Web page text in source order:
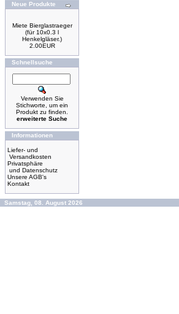
Neue Produkte
Miete Bierglastraeger
(für 10x0.3 l
Henkelgläser.)
2.00EUR
Schnellsuche
Verwenden Sie
Stichworte, um ein
Produkt zu finden.
erweiterte Suche
Informationen
Liefer- und
Versandkosten
Privatsphäre
und Datenschutz
Unsere AGB's
Kontakt
Samstag, 08. August 2026